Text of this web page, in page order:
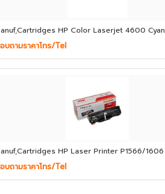
HP Color Laserjet 4600 Cyan
บถามราคาโทร/Tel
HP Laser Printer P1566/1606
บถามราคาโทร/Tel